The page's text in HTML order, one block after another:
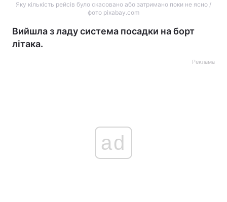
Яку кількість рейсів було скасовано або затримано поки не ясно /
фото pixabay.com
Вийшла з ладу система посадки на борт
літака.
Реклама
ad